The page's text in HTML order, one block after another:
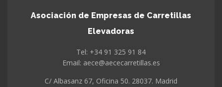
Asociación de Empresas de Carretillas
Elevadoras
Tel: +34 91 325 91 84
Email: aece@aececarretillas.es
C/ Albasanz 67, Oficina 50. 28037. Madrid